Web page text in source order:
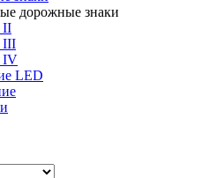
дорожные знаки
II
III
IV
LED